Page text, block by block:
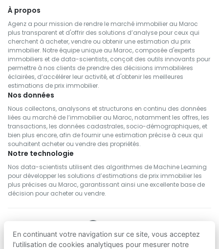
À propos
Agenz a pour mission de rendre le marché immobilier au Maroc
plus transparent et d'offrir des solutions d’analyse pour ceux qui
cherchent à acheter, vendre ou obtenir une estimation du prix
immobilier. Notre équipe unique au Maroc, composée d'experts
immobiliers et de data-scientists, conçoit des outils innovants pour
permettre à nos clients de prendre des décisions immobilières
éclairées, d’accélérer leur activité, et d'obtenir les meilleures
estimations de prix immobilier.
Nos données
Nous collectons, analysons et structurons en continu des données
liées au marché de l’immobilier au Maroc, notamment les offres, les
transactions, les données cadastrales, socio-démographiques, et
bien plus encore, afin de fournir une estimation précise à ceux qui
souhaitent acheter ou vendre des propriétés.
Notre technologie
Nos data-scientists utilisent des algorithmes de Machine Learning
pour développer les solutions d’estimations de prix immobilier les
plus précises au Maroc, garantissant ainsi une excellente base de
décision pour acheter ou vendre.
SUIVEZ NOUS
En continuant votre navigation sur ce site, vous acceptez
l'utilisation de cookies analytiques pour mesurer notre